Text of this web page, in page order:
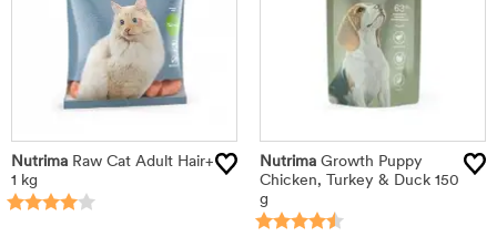
Nutrima Raw Cat Adult Hair+
1 kg
Nutrima Growth Puppy
Chicken, Turkey & Duck 150
g